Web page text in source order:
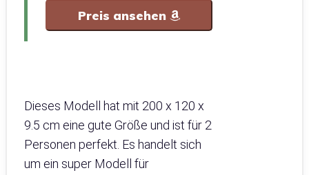
Preis ansehen
Dieses Modell hat mit 200 x 120 x
9.5 cm eine gute Größe und ist für 2
Personen perfekt. Es handelt sich
um ein super Modell für